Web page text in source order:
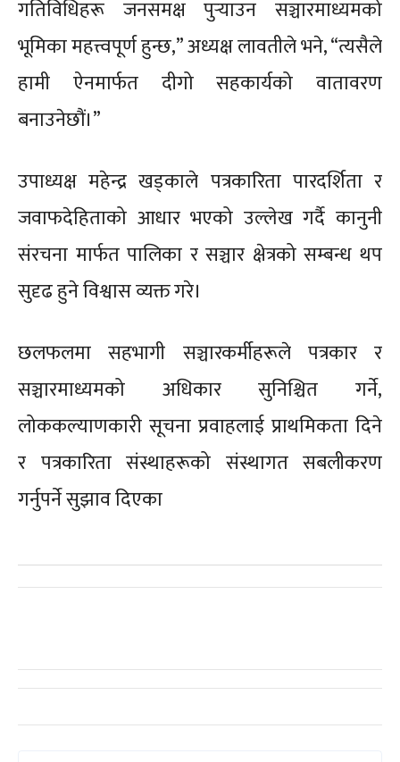
गतिविधिहरू जनसमक्ष पुर्‍याउन सञ्चारमाध्यमको
भूमिका महत्त्वपूर्ण हुन्छ,” अध्यक्ष लावतीले भने, “त्यसैले
हामी ऐनमार्फत दीगो सहकार्यको वातावरण
बनाउनेछौं।”
उपाध्यक्ष महेन्द्र खड्काले पत्रकारिता पारदर्शिता र
जवाफदेहिताको आधार भएको उल्लेख गर्दै कानुनी
संरचना मार्फत पालिका र सञ्चार क्षेत्रको सम्बन्ध थप
सुदृढ हुने विश्वास व्यक्त गरे।
छलफलमा सहभागी सञ्चारकर्मीहरूले पत्रकार र
सञ्चारमाध्यमको अधिकार सुनिश्चित गर्ने,
लोककल्याणकारी सूचना प्रवाहलाई प्राथमिकता दिने
र पत्रकारिता संस्थाहरूको संस्थागत सबलीकरण
गर्नुपर्ने सुझाव दिएका